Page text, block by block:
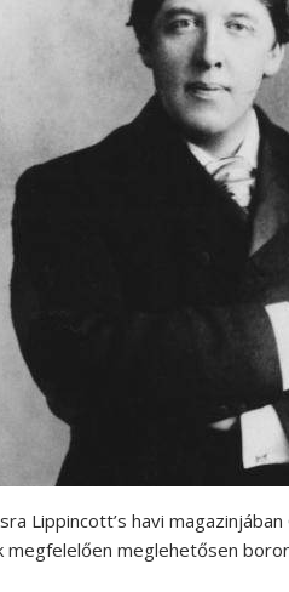
Lippincott’s havi
megfelelően meglehetősen